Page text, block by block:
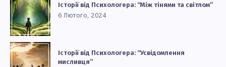
Історії від Психологера: “Між тінями та світлом”
6 Лютого, 2024
Історії від Психологера: “Усвідомлення
мисливця”